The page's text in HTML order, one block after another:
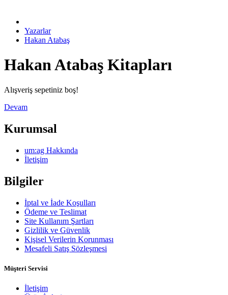
Yazarlar
Hakan Atabaş
Hakan Atabaş Kitapları
Alışveriş sepetiniz boş!
Devam
Kurumsal
um:ag Hakkında
İletişim
Bilgiler
İptal ve İade Koşulları
Ödeme ve Teslimat
Site Kullanım Şartları
Gizlilik ve Güvenlik
Kişisel Verilerin Korunması
Mesafeli Satış Sözleşmesi
Müşteri Servisi
İletişim